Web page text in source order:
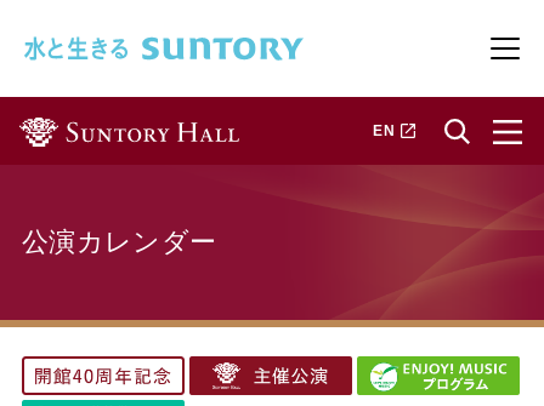
メ
EN 新しいタブで開きます
公演カレンダー